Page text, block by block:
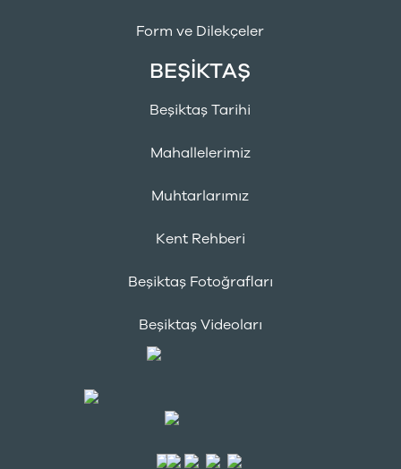
Form ve Dilekçeler
BEŞİKTAŞ
Beşiktaş Tarihi
Mahallelerimiz
Muhtarlarımız
Kent Rehberi
Beşiktaş Fotoğrafları
Beşiktaş Videoları